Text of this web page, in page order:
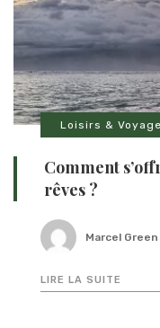
Loisirs & Voyage
Comment
rêves ?
Marcel Green
LIRE LA SUITE